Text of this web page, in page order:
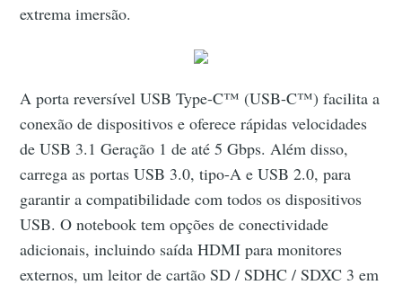
extrema imersão.
A porta reversível USB Type-C™ (USB-C™) facilita a
conexão de dispositivos e oferece rápidas velocidades
de USB 3.1 Geração 1 de até 5 Gbps. Além disso,
carrega as portas USB 3.0, tipo-A e USB 2.0, para
garantir a compatibilidade com todos os dispositivos
USB. O notebook tem opções de conectividade
adicionais, incluindo saída HDMI para monitores
externos, um leitor de cartão SD / SDHC / SDXC 3 em